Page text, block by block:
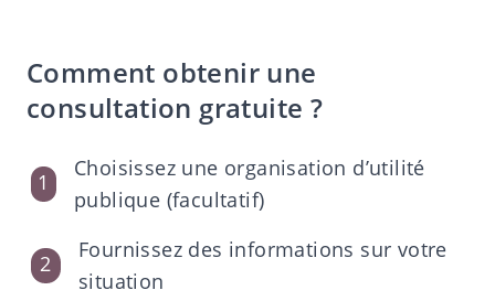
Comment obtenir une
consultation gratuite ?
Choisissez une organisation d’utilité
publique (facultatif)
Fournissez des informations sur votre
situation